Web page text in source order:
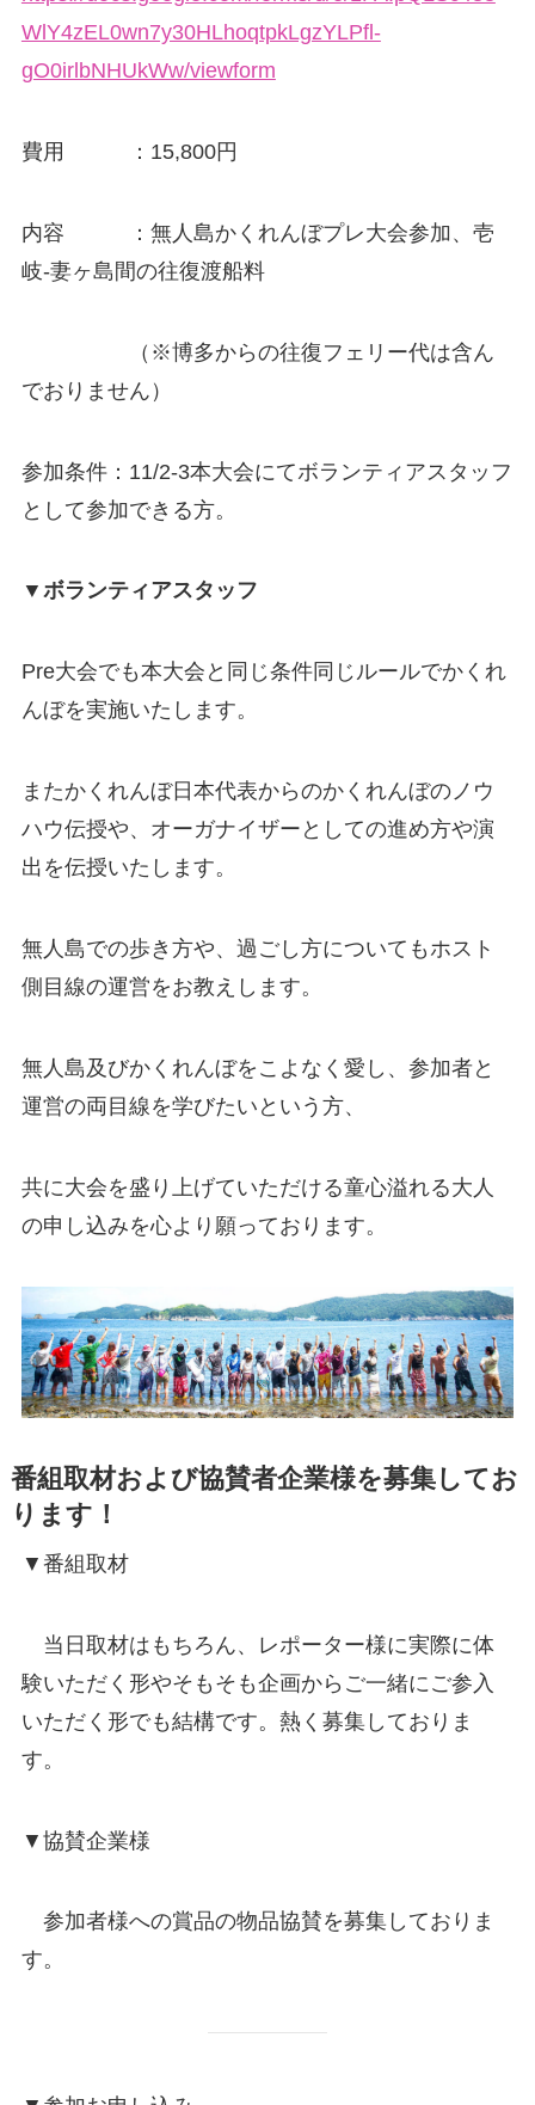
WlY4zEL0wn7y30HLhoqtpkLgzYLPfl-
gO0irlbNHUkWw/viewform
費用 ：15,800円
内容 ：無人島かくれんぼプレ大会参加、壱
岐-妻ヶ島間の往復渡船料
（※博多からの往復フェリー代は含ん
でおりません）
参加条件：11/2-3本大会にてボランティアスタッフ
として参加できる方。
▼ボランティアスタッフ
Pre大会でも本大会と同じ条件同じルールでかくれ
んぼを実施いたします。
またかくれんぼ日本代表からのかくれんぼのノウ
ハウ伝授や、オーガナイザーとしての進め方や演
出を伝授いたします。
無人島での歩き方や、過ごし方についてもホスト
側目線の運営をお教えします。
無人島及びかくれんぼをこよなく愛し、参加者と
運営の両目線を学びたいという方、
共に大会を盛り上げていただける童心溢れる大人
の申し込みを心より願っております。
番組取材および協賛者企業様を募集してお
ります！
▼番組取材
当日取材はもちろん、レポーター様に実際に体
験いただく形やそもそも企画からご一緒にご参入
いただく形でも結構です。熱く募集しておりま
す。
▼協賛企業様
参加者様への賞品の物品協賛を募集しておりま
す。